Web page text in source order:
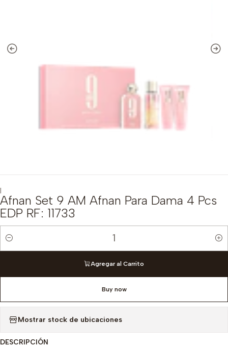
|
Afnan Set 9 AM Afnan Para Dama 4 Pcs
EDP RF: 11733
Cantidad
Agregar al Carrito
Buy now
Mostrar stock de ubicaciones
DESCRIPCIÓN